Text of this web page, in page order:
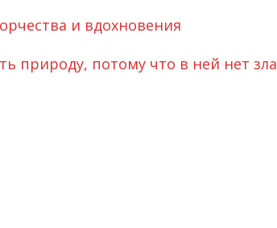
и вдохновения
природу, потому что в ней нет зла